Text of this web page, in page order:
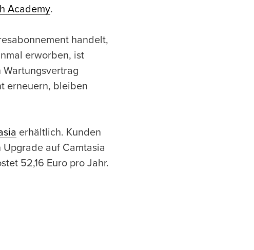
Academy.
handelt,
erworben, ist
Wartungsvertrag
erneuern, bleiben
erhältlich. Kunden
auf Camtasia
52,16 Euro pro Jahr.